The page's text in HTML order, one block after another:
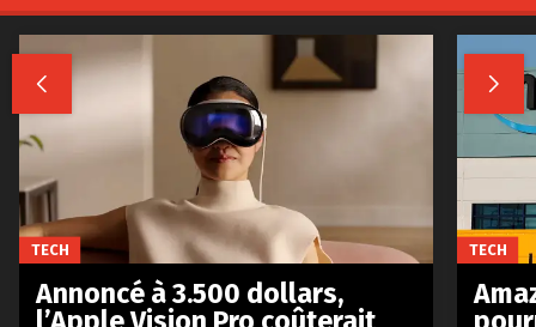
 
TECH
Annoncé à 3.500 dollars,
TECH